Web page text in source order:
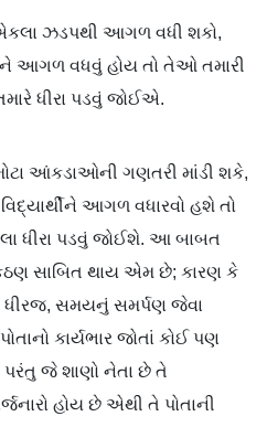
ઝડપથી આગળ વધી શકો,
આગળ વધવું હોય તો તેઓ તમારી
ધીરા પડવું જોઈએ.
આંકડાઓની ગણતરી માંડી શકે,
આગળ વધારવો હશે તો
ધીરા પડવું જોઈશે. આ બાબત
સાબિત થાય એમ છે; કારણ કે
ધીરજ, સમયનું સમર્પણ જેવા
કાર્યભાર જોતાં કોઈ પણ
જે શાણો નેતા છે તે
હોય છે એથી તે પોતાની